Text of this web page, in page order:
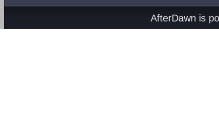
AfterDawn is